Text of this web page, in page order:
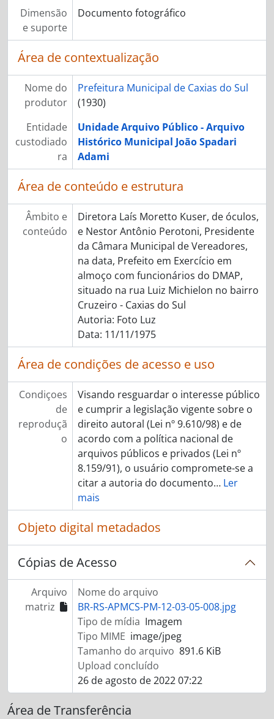
Dimensão
e suporte
Documento fotográfico
Área de contextualização
Nome do
produtor
Prefeitura Municipal de Caxias do Sul
(1930)
Entidade
custodiado
ra
Unidade Arquivo Público - Arquivo
Histórico Municipal João Spadari
Adami
Área de conteúdo e estrutura
Âmbito e
conteúdo
Diretora Laís Moretto Kuser, de óculos,
e Nestor Antônio Perotoni, Presidente
da Câmara Municipal de Vereadores,
na data, Prefeito em Exercício em
almoço com funcionários do DMAP,
situado na rua Luiz Michielon no bairro
Cruzeiro - Caxias do Sul
Autoria: Foto Luz
Data: 11/11/1975
Área de condições de acesso e uso
Condiçoes
de
reproduçã
o
Visando resguardar o interesse público
e cumprir a legislação vigente sobre o
direito autoral (Lei nº 9.610/98) e de
acordo com a política nacional de
arquivos públicos e privados (Lei nº
8.159/91), o usuário compromete-se a
citar a autoria do documento… Ler
mais
Objeto digital metadados
Cópias de Acesso
Arquivo
matriz
Nome do arquivo
BR-RS-APMCS-PM-12-03-05-008.jpg
Tipo de mídia Imagem
Tipo MIME image/jpeg
Tamanho do arquivo 891.6 KiB
Upload concluído
26 de agosto de 2022 07:22
Área de Transferência